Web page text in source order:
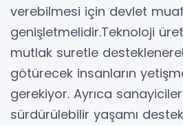
verebilmesi için devlet
genişletmelidir.Teknoloji
mutlak suretle
götürecek insanların
gerekiyor. Ayrıca
sürdürülebilir yaşamı